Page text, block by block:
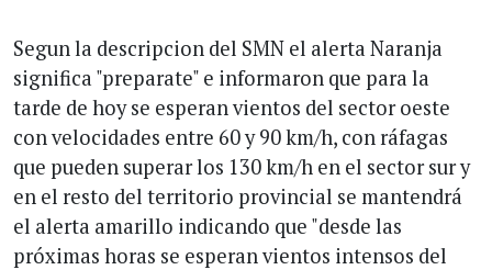
Segun la descripcion del SMN el alerta Naranja
significa "preparate" e informaron que para la
tarde de hoy se esperan vientos del sector oeste
con velocidades entre 60 y 90 km/h, con ráfagas
que pueden superar los 130 km/h en el sector sur y
en el resto del territorio provincial se mantendrá
el alerta amarillo indicando que "desde las
próximas horas se esperan vientos intensos del